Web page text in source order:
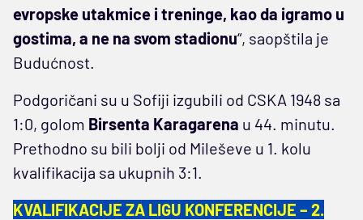
evropske utakmice i treninge, kao da igramo u
gostima, a ne na svom stadionu“, saopštila je
Budućnost.
Podgoričani su u Sofiji izgubili od CSKA 1948 sa
1:0, golom Birsenta Karagarena u 44. minutu.
Prethodno su bili bolji od Mileševe u 1. kolu
kvalifikacija sa ukupnih 3:1.
KVALIFIKACIJE ZA LIGU KONFERENCIJE – 2.